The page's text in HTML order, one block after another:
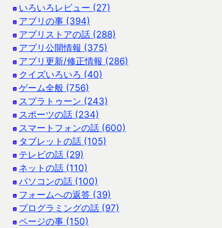
いろいろレビュー (27)
アプリの事 (394)
アプリストアの話 (288)
アプリ公開情報 (375)
アプリ更新/修正情報 (286)
クイズいろいろ (40)
ゲーム全般 (756)
スプラトゥーン (243)
スポーツの話 (234)
スマートフォンの話 (600)
タブレットの話 (105)
テレビの話 (29)
ネットの話 (110)
パソコンの話 (100)
フォームへの返答 (39)
プログラミングの話 (97)
ページの事 (150)